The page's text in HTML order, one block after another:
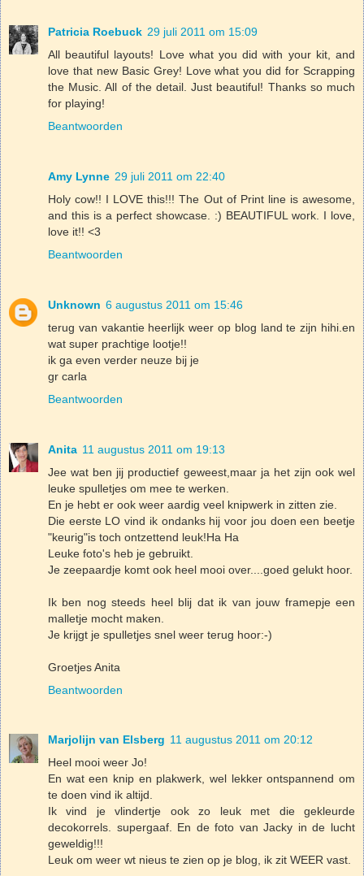
Patricia Roebuck 29 juli 2011 om 15:09
All beautiful layouts! Love what you did with your kit, and
love that new Basic Grey! Love what you did for Scrapping
the Music. All of the detail. Just beautiful! Thanks so much
for playing!
Beantwoorden
Amy Lynne 29 juli 2011 om 22:40
Holy cow!! I LOVE this!!! The Out of Print line is awesome,
and this is a perfect showcase. :) BEAUTIFUL work. I love,
love it!! <3
Beantwoorden
Unknown 6 augustus 2011 om 15:46
terug van vakantie heerlijk weer op blog land te zijn hihi.en
wat super prachtige lootje!!
ik ga even verder neuze bij je
gr carla
Beantwoorden
Anita 11 augustus 2011 om 19:13
Jee wat ben jij productief geweest,maar ja het zijn ook wel
leuke spulletjes om mee te werken.
En je hebt er ook weer aardig veel knipwerk in zitten zie.
Die eerste LO vind ik ondanks hij voor jou doen een beetje
"keurig"is toch ontzettend leuk!Ha Ha
Leuke foto's heb je gebruikt.
Je zeepaardje komt ook heel mooi over....goed gelukt hoor.
Ik ben nog steeds heel blij dat ik van jouw framepje een
malletje mocht maken.
Je krijgt je spulletjes snel weer terug hoor:-)
Groetjes Anita
Beantwoorden
Marjolijn van Elsberg 11 augustus 2011 om 20:12
Heel mooi weer Jo!
En wat een knip en plakwerk, wel lekker ontspannend om
te doen vind ik altijd.
Ik vind je vlindertje ook zo leuk met die gekleurde
decokorrels. supergaaf. En de foto van Jacky in de lucht
geweldig!!!
Leuk om weer wt nieus te zien op je blog, ik zit WEER vast.